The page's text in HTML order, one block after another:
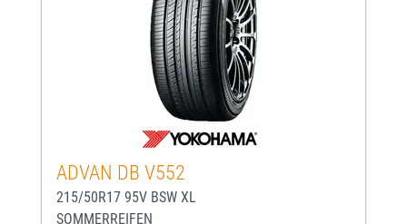
ADVAN DB V552
215/50R17 95V BSW XL
SOMMERREIFEN